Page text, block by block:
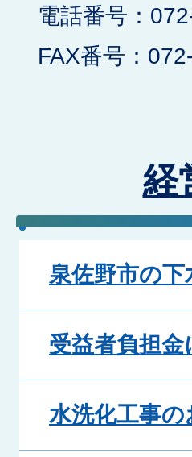
電話番号：
FAX番号：
経
泉佐野市の
受益者負担金
水洗化工事の